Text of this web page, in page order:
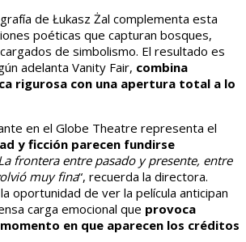
de Łukasz Żal complementa esta
poéticas que capturan bosques,
de simbolismo. El resultado es
adelanta Vanity Fair, combina
rigurosa con una apertura total a lo
en el Globe Theatre representa el
y ficción parecen fundirse
frontera entre pasado y presente, entre
muy fina“, recuerda la directora.
oportunidad de ver la película anticipan
carga emocional que provoca
en que aparecen los créditos